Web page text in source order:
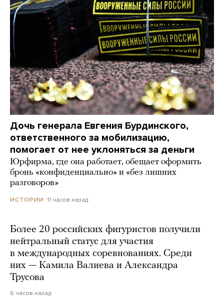
Дочь генерала Евгения Бурдинского,
ответственного за мобилизацию,
помогает от нее уклоняться за деньги
Юрфирма, где она работает, обещает оформить
бронь «конфиденциально» и «без лишних
разговоров»
ИСТОРИИ 11 часов назад
Более 20 российских фигуристов получили
нейтральный статус для участия
в международных соревнованиях. Среди
них — Камила Валиева и Александра
Трусова
6 часов назад